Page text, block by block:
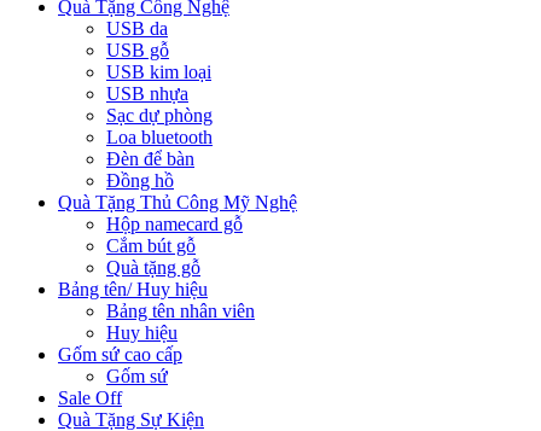
Quà Tặng Công Nghệ
USB da
USB gỗ
USB kim loại
USB nhựa
Sạc dự phòng
Loa bluetooth
Đèn để bàn
Đồng hồ
Quà Tặng Thủ Công Mỹ Nghệ
Hộp namecard gỗ
Cắm bút gỗ
Quà tặng gỗ
Bảng tên/ Huy hiệu
Bảng tên nhân viên
Huy hiệu
Gốm sứ cao cấp
Gốm sứ
Sale Off
Quà Tặng Sự Kiện